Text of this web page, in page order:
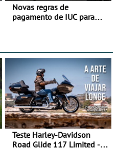
Novas regras de
pagamento de IUC para
Teste Harley-Davidson
Road Glide 117 Limited - A